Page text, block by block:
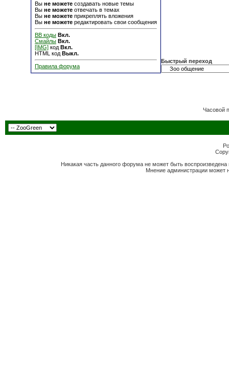
Вы не можете создавать новые темы
Вы не можете отвечать в темах
Вы не можете прикреплять вложения
Вы не можете редактировать свои сообщения
BB коды Вкл.
Смайлы Вкл.
[IMG] код Вкл.
HTML код Выкл.
Правила форума
Быстрый переход
Часовой
Никакая часть данного форума не может быть
Мнение администрации может